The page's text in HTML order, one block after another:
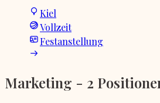
Kiel
Vollzeit
Festanstellung
Marketing - 2